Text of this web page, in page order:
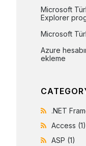
Microsoft
Explorer
Microsoft
Azure
ekleme
.NET
Access (1)
ASP (1)